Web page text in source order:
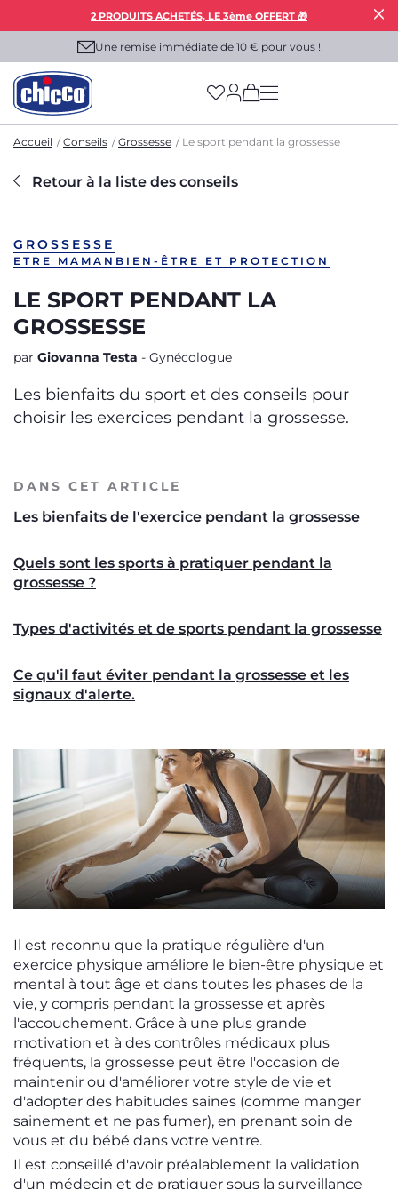
2 PRODUITS ACHETÉS, LE 3ème OFFERT 🎁
Une remise immédiate de 10 € pour vous !
(has more options
Accueil Conseils Grossesse Le sport pendant la grossesse
Retour à la liste des conseils
GROSSESSE
ETRE MAMAN BIEN-ÊTRE ET PROTECTION
LE SPORT PENDANT LA
GROSSESSE
par Giovanna Testa - Gynécologue
Les bienfaits du sport et des conseils pour
choisir les exercices pendant la grossesse.
DANS CET ARTICLE
Les bienfaits de l'exercice pendant la grossesse
Quels sont les sports à pratiquer pendant la
grossesse ?
Types d'activités et de sports pendant la grossesse
Ce qu'il faut éviter pendant la grossesse et les
signaux d'alerte.
Il est reconnu que la pratique régulière d'un
exercice physique améliore le bien-être physique et
mental à tout âge et dans toutes les phases de la
vie, y compris pendant la grossesse et après
l'accouchement. Grâce à une plus grande
motivation et à des contrôles médicaux plus
fréquents, la grossesse peut être l'occasion de
maintenir ou d'améliorer votre style de vie et
d'adopter des habitudes saines (comme manger
sainement et ne pas fumer), en prenant soin de
vous et du bébé dans votre ventre.
Il est conseillé d'avoir préalablement la validation
d'un médecin et de pratiquer sous la surveillance